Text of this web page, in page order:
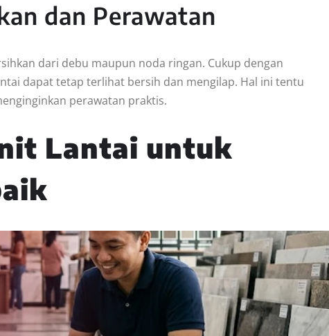
dan Perawatan
dari debu maupun noda ringan. Cukup dengan
dapat tetap terlihat bersih dan mengilap. Hal ini tentu
perawatan praktis.
Lantai untuk